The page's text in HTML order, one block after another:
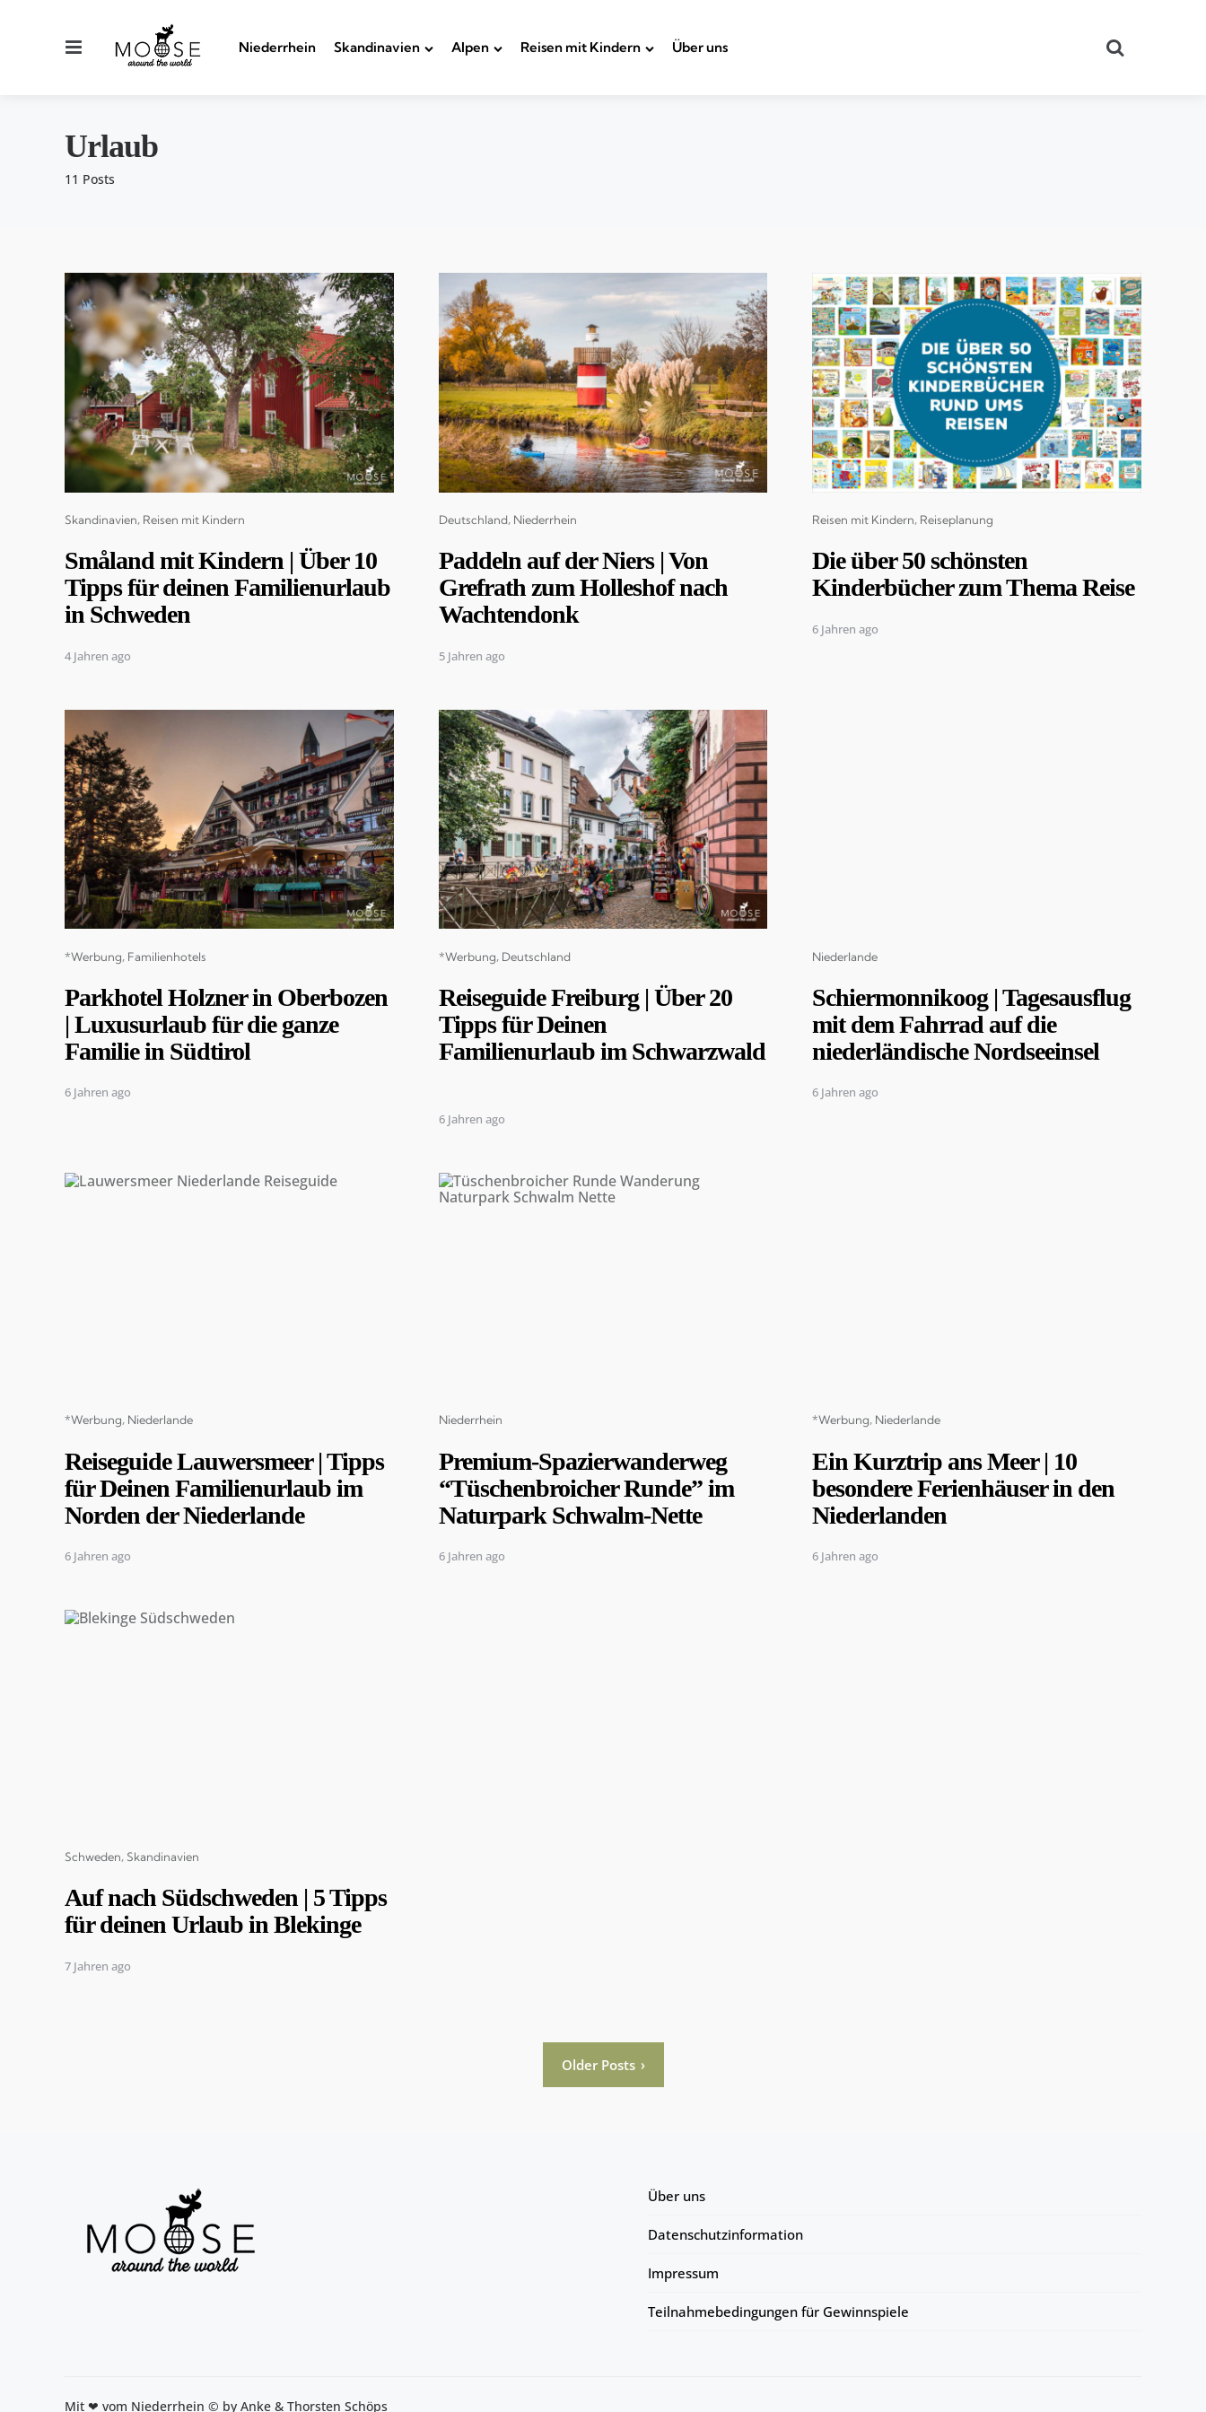
Menu Niederrhein Skandinavien Alpen Reisen mit Kindern Über uns
11 Posts
Urlaub
Categories
Skandinavien Reisen mit Kindern
Småland mit Kindern | Über 10
Tipps für deinen Familienurlaub
in Schweden
4 Jahren ago
Categories
Deutschland Niederrhein
Paddeln auf der Niers | Von
Grefrath zum Holleshof nach
Wachtendonk
5 Jahren ago
Categories
Reisen mit Kindern Reiseplanung
Die über 50 schönsten
Kinderbücher zum Thema Reise
6 Jahren ago
Categories
*Werbung Familienhotels
Parkhotel Holzner in Oberbozen
| Luxusurlaub für die ganze
Familie in Südtirol
6 Jahren ago
Categories
*Werbung Deutschland
Reiseguide Freiburg | Über 20
Tipps für Deinen
Familienurlaub im Schwarzwald
6 Jahren ago
Categories
Niederlande
Schiermonnikoog | Tagesausflug
mit dem Fahrrad auf die
niederländische Nordseeinsel
6 Jahren ago
Categories
*Werbung Niederlande
Reiseguide Lauwersmeer | Tipps
für Deinen Familienurlaub im
Norden der Niederlande
6 Jahren ago
Categories
Niederrhein
Premium-Spazierwanderweg
“Tüschenbroicher Runde” im
Naturpark Schwalm-Nette
6 Jahren ago
Categories
*Werbung Niederlande
Ein Kurztrip ans Meer | 10
besondere Ferienhäuser in den
Niederlanden
6 Jahren ago
Categories
Schweden Skandinavien
Auf nach Südschweden | 5 Tipps
für deinen Urlaub in Blekinge
7 Jahren ago
Older Posts
Über uns
Datenschutzinformation
Impressum
Teilnahmebedingungen für Gewinnspiele
Mit ❤ vom Niederrhein © by Anke & Thorsten Schöps